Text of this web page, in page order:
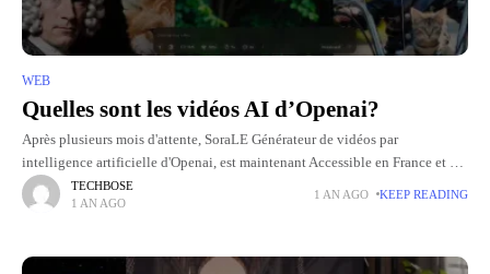
WEB
Quelles sont les vidéos AI d’Openai?
Après plusieurs mois d'attente, SoraLE Générateur de vidéos par
intelligence artificielle d'Openai, est maintenant Accessible en France et en
Europe. Jusqu'à présent, limité à certains pays pour des raisons
réglementaires,
TECHBOSE
1 AN AGO
1 AN AGO KEEP READING